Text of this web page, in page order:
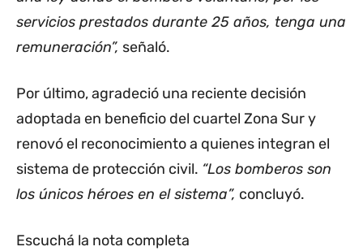
servicios prestados durante 25 años, tenga una
remuneración”, señaló.
Por último, agradeció una reciente decisión
adoptada en beneficio del cuartel Zona Sur y
renovó el reconocimiento a quienes integran el
sistema de protección civil. “Los bomberos son
los únicos héroes en el sistema”, concluyó.
Escuchá la nota completa